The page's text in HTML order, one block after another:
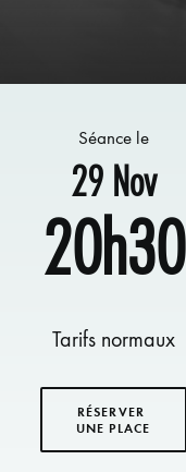
Séance le
29 Nov
20h30
Tarifs normaux
RÉSERVER
UNE PLACE